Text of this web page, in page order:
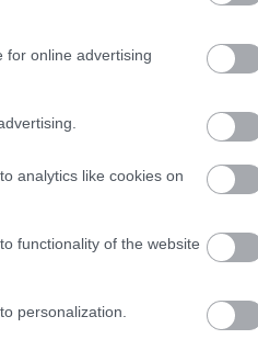
for online advertising
analytics like cookies on
functionality of the website
personalization.